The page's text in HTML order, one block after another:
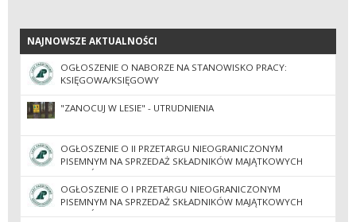
NAJNOWSZE AKTUALNOŚCI
NAJNOWSZE AKTUALNOŚCI
OGŁOSZENIE O NABORZE NA STANOWISKO PRACY:
KSIĘGOWA/KSIĘGOWY
"ZANOCUJ W LESIE" - UTRUDNIENIA
OGŁOSZENIE O II PRZETARGU NIEOGRANICZONYM
PISEMNYM NA SPRZEDAŻ SKŁADNIKÓW MAJĄTKOWYCH
NADLEŚNICTWA BYSTRZYCA KŁODZKA
OGŁOSZENIE O I PRZETARGU NIEOGRANICZONYM
PISEMNYM NA SPRZEDAŻ SKŁADNIKÓW MAJĄTKOWYCH
NADLEŚNICTWA BYSTRZYCA KŁODZKA